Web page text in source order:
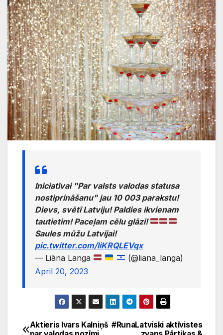
Iniciatīvai "Par valsts valodas statusa
nostiprināšanu" jau 10 003 parakstu!
Dievs, svētī Latviju! Paldies ikvienam
tautietim! Paceļam cēlu glāzi!
Saules mūžu Latvijai!
pic.twitter.com/liKRQLEVqx
— Liāna Langa
(@liana_langa)
April 20, 2023
Ziņu
#RunaLatviski aktīvistes
Aktieris Ivars Kalniņš